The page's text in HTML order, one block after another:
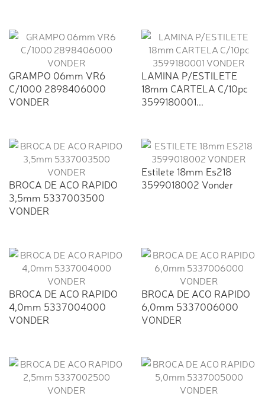
GRAMPO 06mm VR6
C/1000 2898406000
VONDER
LAMINA P/ESTILETE
18mm CARTELA C/10pc
3599180001...
BROCA DE ACO RAPIDO
3,5mm 5337003500
VONDER
Estilete 18mm Es218
3599018002 Vonder
BROCA DE ACO RAPIDO
4,0mm 5337004000
VONDER
BROCA DE ACO RAPIDO
6,0mm 5337006000
VONDER